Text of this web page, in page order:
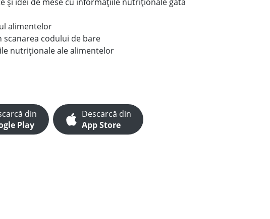
alimentelor
codului de bare
nutriționale ale alimentelor
din
Play
Descarcă din
App Store